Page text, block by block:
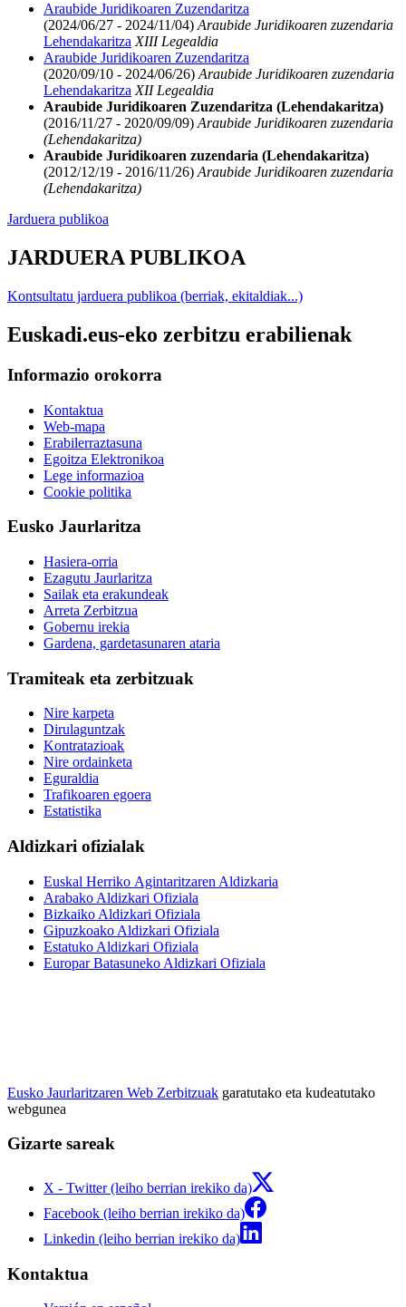
Araubide Juridikoaren Zuzendaritza
(2024/06/27 - 2024/11/04) Araubide Juridikoaren zuzendaria
Lehendakaritza XIII Legealdia
Araubide Juridikoaren Zuzendaritza
(2020/09/10 - 2024/06/26) Araubide Juridikoaren zuzendaria
Lehendakaritza XII Legealdia
Araubide Juridikoaren Zuzendaritza (Lehendakaritza)
(2016/11/27 - 2020/09/09) Araubide Juridikoaren zuzendaria
(Lehendakaritza)
Araubide Juridikoaren zuzendaria (Lehendakaritza)
(2012/12/19 - 2016/11/26) Araubide Juridikoaren zuzendaria
(Lehendakaritza)
Jarduera publikoa
JARDUERA PUBLIKOA
Kontsultatu jarduera publikoa (berriak, ekitaldiak...)
Euskadi.eus-eko zerbitzu erabilienak
Informazio orokorra
Kontaktua
Web-mapa
Erabilerraztasuna
Egoitza Elektronikoa
Lege informazioa
Cookie politika
Eusko Jaurlaritza
Hasiera-orria
Ezagutu Jaurlaritza
Sailak eta erakundeak
Arreta Zerbitzua
Gobernu irekia
Gardena, gardetasunaren ataria
Tramiteak eta zerbitzuak
Nire karpeta
Dirulaguntzak
Kontratazioak
Nire ordainketa
Eguraldia
Trafikoaren egoera
Estatistika
Aldizkari ofizialak
Euskal Herriko Agintaritzaren Aldizkaria
Arabako Aldizkari Ofiziala
Bizkaiko Aldizkari Ofiziala
Gipuzkoako Aldizkari Ofiziala
Estatuko Aldizkari Ofiziala
Europar Batasuneko Aldizkari Ofiziala
Eusko Jaurlaritzaren Web Zerbitzuak garatutako eta kudeatutako
webgunea
Gizarte sareak
X - Twitter (leiho berrian irekiko da)
Facebook (leiho berrian irekiko da)
Linkedin (leiho berrian irekiko da)
Kontaktua